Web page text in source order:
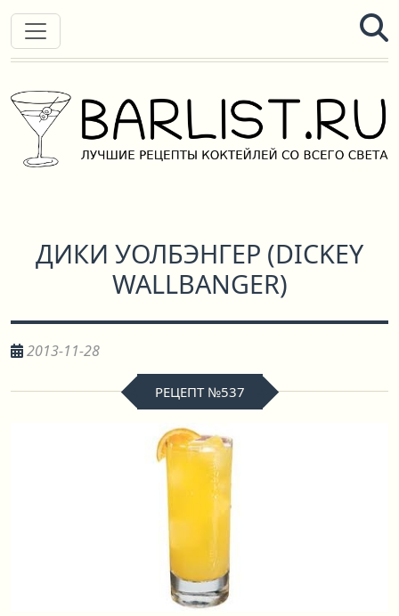
ДИКИ УОЛБЭНГЕР (DICKEY
WALLBANGER)
2013-11-28
РЕЦЕПТ №537